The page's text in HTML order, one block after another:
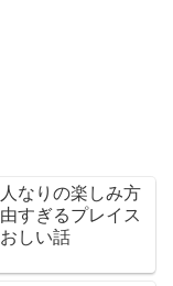
なりの楽しみ方
すぎるプレイス
しい話